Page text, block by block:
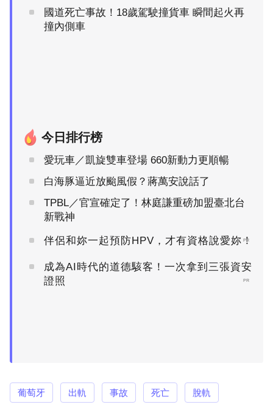
國道死亡事故！18歲駕駛撞貨車 瞬間起火再
撞內側車
今日排行榜
愛玩車／凱旋雙車登場 660新動力更順暢
白海豚逼近放颱風假？蔣萬安說話了
TPBL／官宣確定了！林庭謙重磅加盟臺北台
新戰神
伴侶和妳一起預防HPV，才有資格說愛妳！
PR
成為AI時代的道德駭客！一次拿到三張資安
證照
PR
葡萄牙 出軌 事故 死亡 脫軌